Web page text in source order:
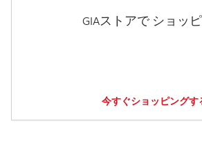
GIAストアで ショッ
今すぐショッピングす